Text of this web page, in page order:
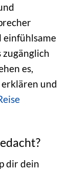
einfühlsame
zugänglich
es,
erklären und
dir dein